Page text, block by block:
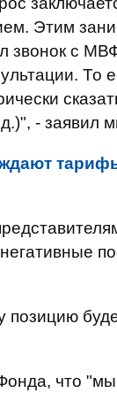
Этим
звонок с
То
- заявил
позицию
что